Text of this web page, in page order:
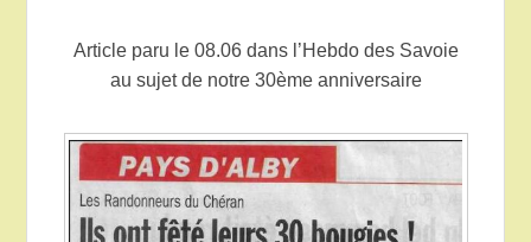
Article paru le 08.06 dans l’Hebdo des Savoie
au sujet de notre 30ème anniversaire